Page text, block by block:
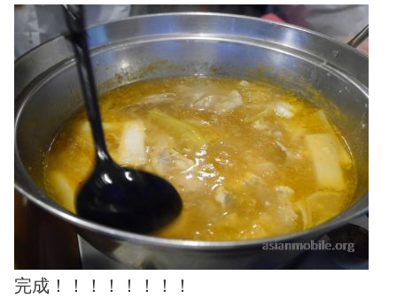
完成！！！！！！！！